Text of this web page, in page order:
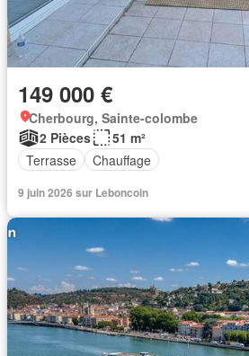
149 000 €
Cherbourg, Sainte-colombe
2 Pièces
51 m²
Terrasse
Chauffage
9 juin 2026 sur Leboncoin